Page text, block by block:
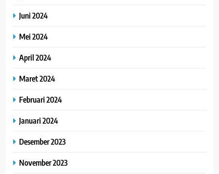
Juni 2024
Mei 2024
April 2024
Maret 2024
Februari 2024
Januari 2024
Desember 2023
November 2023